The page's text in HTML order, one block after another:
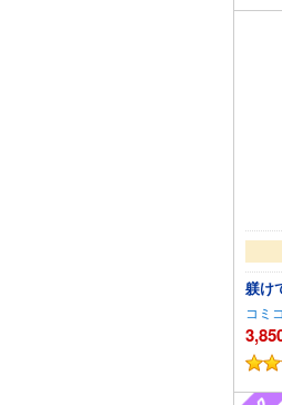
躾け
コミ